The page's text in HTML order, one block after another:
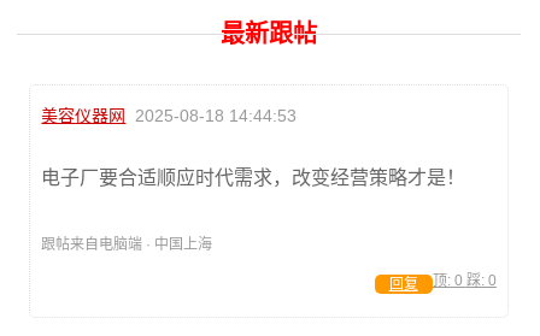
最新跟帖
美容仪器网 2025-08-18 14:44:53
电子厂要合适顺应时代需求，改变经营策略才是！
跟帖来自电脑端 · 中国上海
顶: 0 踩: 0
回复